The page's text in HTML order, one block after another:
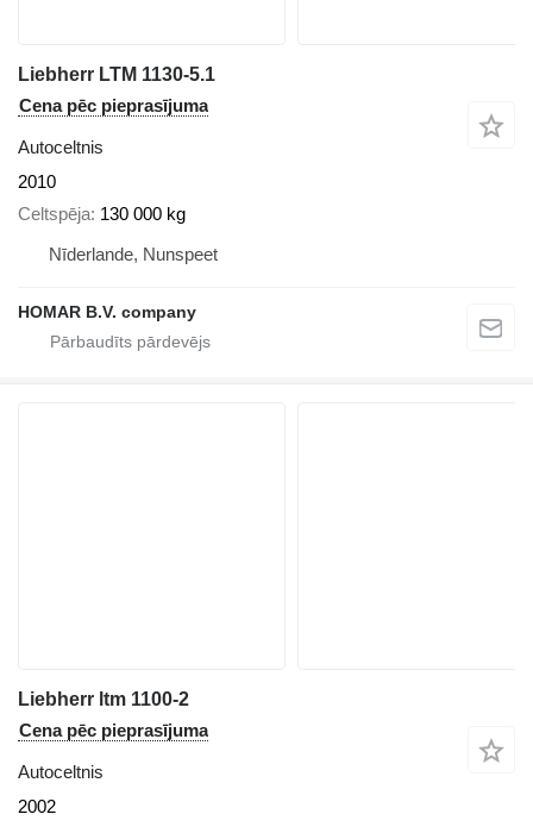
Liebherr LTM 1130-5.1
Cena pēc pieprasījuma
Autoceltnis
2010
Celtspēja 130 000 kg
Nīderlande, Nunspeet
HOMAR B.V. company
Liebherr ltm 1100-2
Cena pēc pieprasījuma
Autoceltnis
2002